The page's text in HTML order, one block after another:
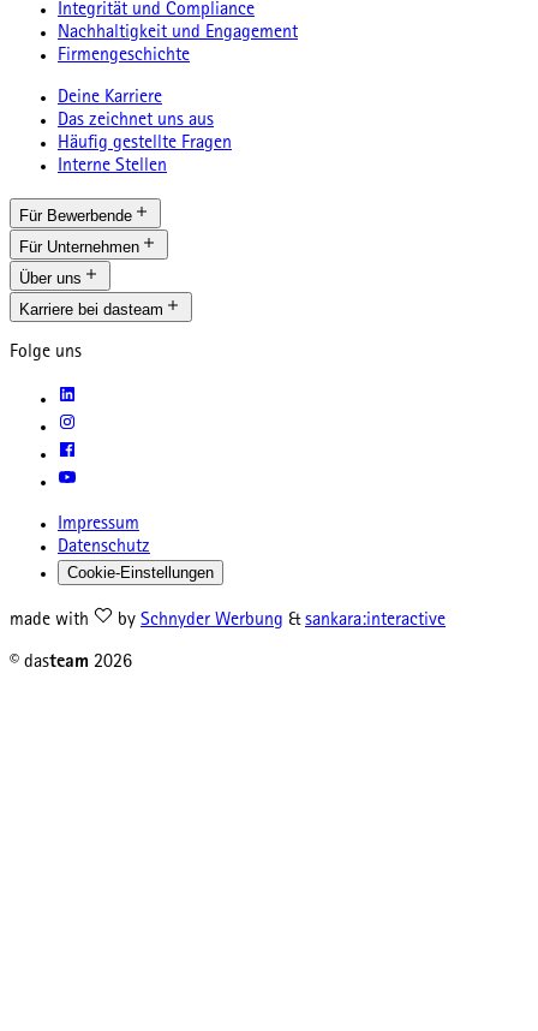
Integrität und Compliance
Nachhaltigkeit und Engagement
Firmengeschichte
Deine Karriere
Das zeichnet uns aus
Häufig gestellte Fragen
Interne Stellen
Für Bewerbende
Für Unternehmen
Über uns
Karriere bei dasteam
Folge uns
Impressum
Datenschutz
Cookie-Einstellungen
made with by Schnyder Werbung & sankara:interactive
© dasteam 2026